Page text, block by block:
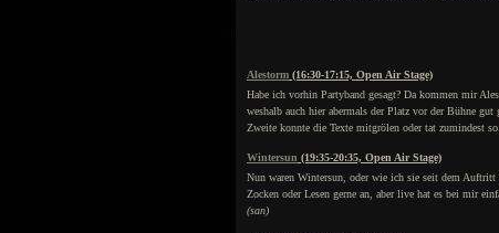
Alestorm (16:30-17:15, Open Air Stage)
Habe ich vorhin Partyband gesagt? Da kommen mir
weshalb auch hier abermals der Platz vor der Bühne
Zweite konnte die Texte mitgrölen oder tat zumindest
Wintersun (19:35-20:35, Open Air Stage)
Nun waren Wintersun, oder wie ich sie seit dem Auftritt
Zocken oder Lesen gerne an, aber live hat es bei mir
(san)